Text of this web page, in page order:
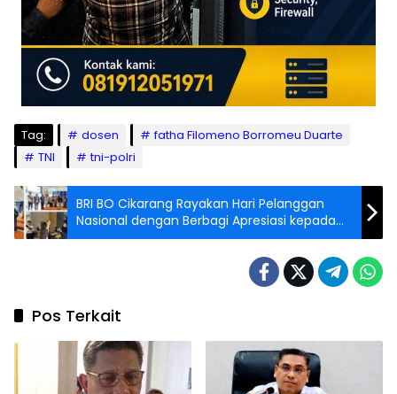
Tag: dosen
fatha Filomeno Borromeu Duarte
TNI
tni-polri
BRI BO Cikarang Rayakan Hari Pelanggan
Nasional dengan Berbagi Apresiasi kepada
Nasabah
Pos Terkait